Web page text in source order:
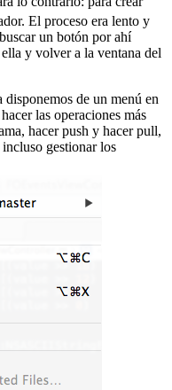
El proceso era lento y
un botón por ahí
y volver a la ventana del
de un menú en
las operaciones más
hacer push y hacer pull,
gestionar los